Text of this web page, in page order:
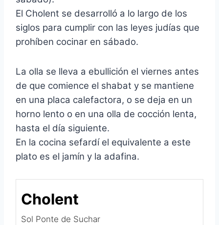
El Cholent se desarrolló a lo largo de los
siglos para cumplir con las leyes judías que
prohíben cocinar en sábado.
La olla se lleva a ebullición el viernes antes
de que comience el shabat y se mantiene
en una placa calefactora, o se deja en un
horno lento o en una olla de cocción lenta,
hasta el día siguiente.
En la cocina sefardí el equivalente a este
plato es el jamín y la adafina.
Cholent
Sol Ponte de Suchar